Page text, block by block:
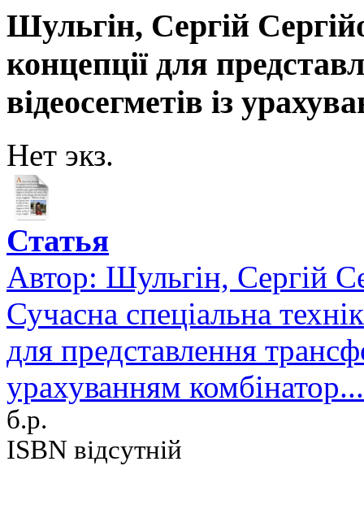
Шульгін, Сергій
концепції для
відеосегметів із
Нет экз.
Статья
Автор: Шульгін, Сергій
Сучасна спеціальна
для представлення
урахуванням комбінатор...
б.р.
ISBN відсутній